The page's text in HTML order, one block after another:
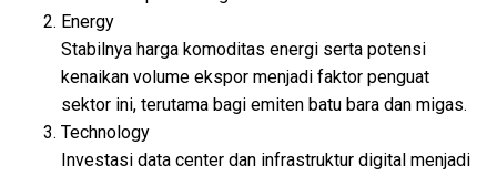
Energy
Stabilnya harga komoditas energi serta potensi
kenaikan volume ekspor menjadi faktor penguat
sektor ini, terutama bagi emiten batu bara dan migas.
Technology
Investasi data center dan infrastruktur digital menjadi